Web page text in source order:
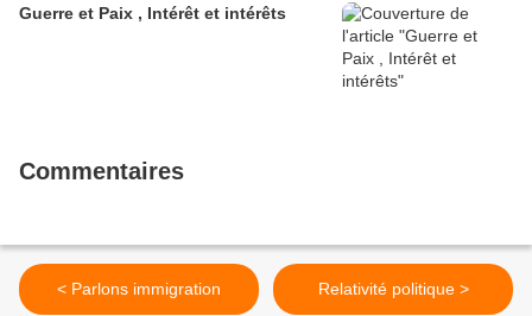
Guerre et Paix , Intérêt et intérêts
Commentaires
< Parlons immigration Relativité politique >